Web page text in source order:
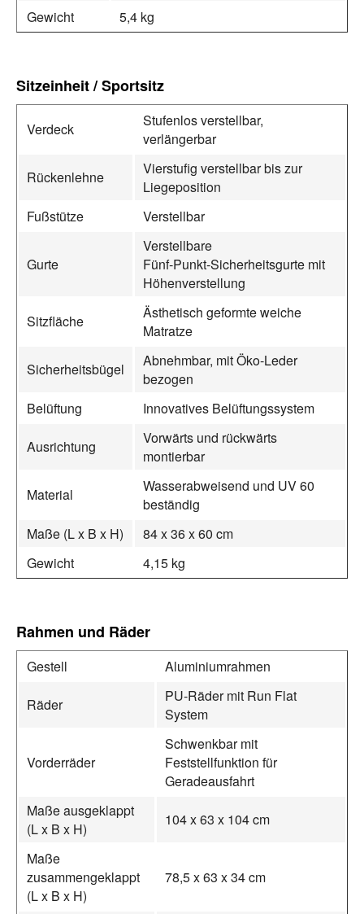
Gewicht 5,4 kg
Sitzeinheit / Sportsitz
Verdeck
Stufenlos verstellbar,
verlängerbar
Rückenlehne
Vierstufig verstellbar bis zur
Liegeposition
Fußstütze
Verstellbar
Gurte
Verstellbare
Fünf‑Punkt‑Sicherheitsgurte mit
Höhenverstellung
Sitzfläche
Ästhetisch geformte weiche
Matratze
Sicherheitsbügel
Abnehmbar, mit Öko‑Leder
bezogen
Belüftung
Innovatives Belüftungssystem
Ausrichtung
Vorwärts und rückwärts
montierbar
Material
Wasserabweisend und UV 60
beständig
Maße (L x B x H)
84 x 36 x 60 cm
Gewicht
4,15 kg
Rahmen und Räder
Gestell Aluminiumrahmen
Räder
PU‑Räder mit Run Flat
System
Vorderräder
Schwenkbar mit
Feststellfunktion für
Geradeausfahrt
Maße ausgeklappt
(L x B x H)
104 x 63 x 104 cm
Maße
zusammengeklappt
(L x B x H)
78,5 x 63 x 34 cm